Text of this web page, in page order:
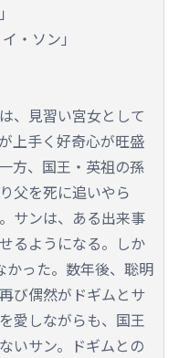
・ソン」
、見習い宮女として
上手く好奇心が旺盛
方、国王・英祖の孫
父を死に追いやら
サンは、ある出来事
るようになる。しか
かった。数年後、聡明
び偶然がドギムとサ
愛しながらも、国王
いサン。ドギムとの